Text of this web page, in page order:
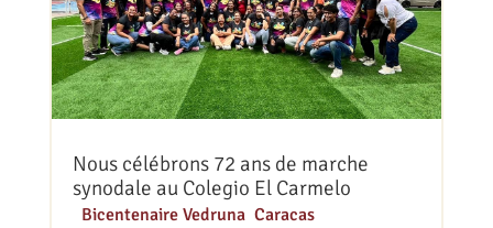
Nous célébrons 72 ans de marche
synodale au Colegio El Carmelo
Bicentenaire Vedruna, Caracas,